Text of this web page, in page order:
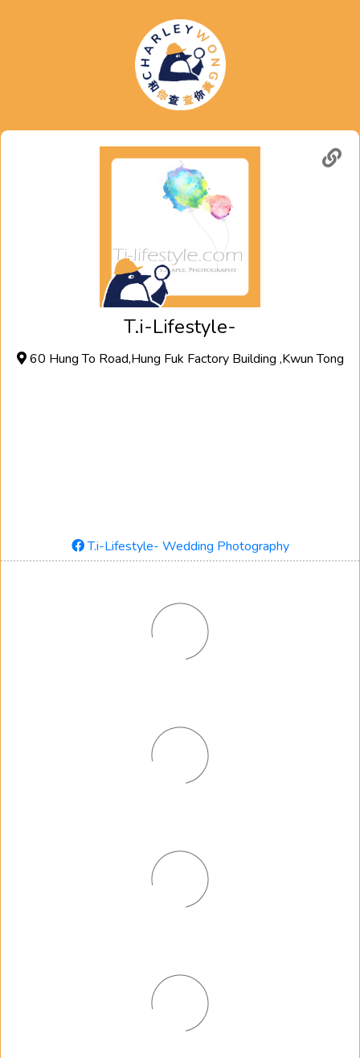
T.i-Lifestyle-
60 Hung To Road,Hung Fuk Factory Building ,Kwun Tong
T.i-Lifestyle- Wedding Photography